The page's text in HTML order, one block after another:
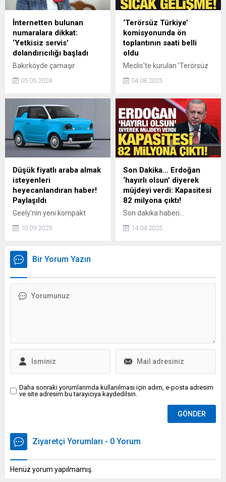
toplumsal dayanışmasıyla
öne çıkan Kut Ailesi,
bölgenin dikkat çeken
ailelerinden biri olarak
gösteriliyor. Yaklaşık 20 bin
kişilik geniş bir aile yapısına
sahip olduğu ifade edilen
aile; ticaret,...
ölçümü yapıyor. Hastalar
cihazdaki verileri internetle
bize gönderdikten sonra
hastayla iletişime geçiyoruz.
İlaç düzenlemeleriyle birlikte
İnternetten bulunan
numaralara dikkat:
‘Yetkisiz servis’
dolandırıcılığı başladı
Bakırköyde çamaşır
üzerine internetten
tamirciyi evine çağıran Gülay
Erman, iddiaya göre
makinesini tamir için
gelenlerden ne makinesini
ne de parasını geri alabildi.
05.05.2024
‘Terörsüz Türkiye’
komisyonunda ön
toplantının saati belli
oldu
Meclis'te kurulan 'Terörsüz
toplantı bugün 14.00'te
Numan Kurtulmuş grup
başkanvekilleriyle
görüşecek. 'Terörsüz
Türkiye' toplantısı ise yarın
saat 11.00'de toplanacak.
04.08.2025
Düşük fiyatlı araba almak
isteyenleri
heyecanlandıran haber!
Paylaşıldı
Geely’nin yeni kompakt
tanıtıldı. 40 beygir gücünde
araç, maksimum 100 km/s
hıza ulaşabiliyor. Şehir içi
başlangıç fiyatı 5 bin dolar
10.09.2025
Son Dakika… Erdoğan
‘hayırlı olsun’ diyerek
müjdeyi verdi: Kapasitesi
82 milyona çıktı!
Son dakika haberi...
Antalya Havalimanı Yeni
14.04.2025
Bir Yorum Yazın
Daha sonraki yorumlarımda kullanılması için adım, e-posta adresim
ve site adresim bu tarayıcıya kaydedilsin.
Ziyaretçi Yorumları - 0 Yorum
Henüz yorum yapılmamış.